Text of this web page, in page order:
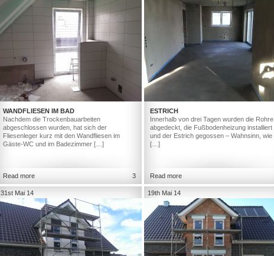
WANDFLIESEN IM BAD
Nachdem die Trockenbauarbeiten
abgeschlossen wurden, hat sich der
Fliesenleger kurz mit den Wandfliesen im
Gäste-WC und im Badezimmer […]
Read more 3
ESTRICH
Innerhalb von drei Tagen wurden die Rohre
abgedeckt, die Fußbodenheizung installiert
und der Estrich gegossen – Wahnsinn, wie
[…]
Read more
31st Mai 14 19th Mai 14